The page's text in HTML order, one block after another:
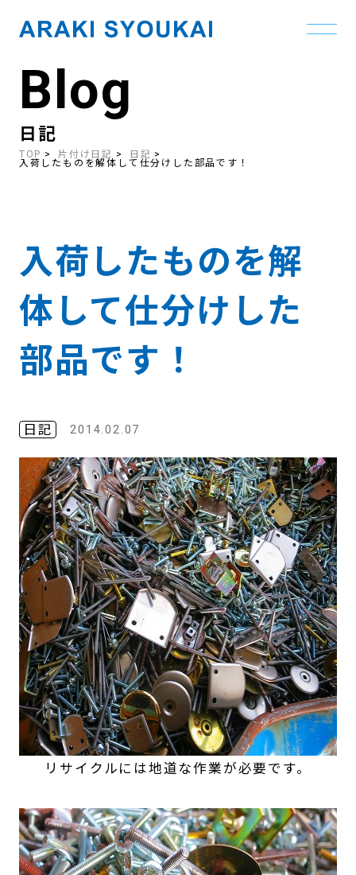
contentBlog
日記
TOP 片付け日記 日記
入荷したものを解体して仕分けした部品です！
入荷したものを解
体して仕分けした
部品です！
日記 2014.02.07
リサイクルには地道な作業が必要です。